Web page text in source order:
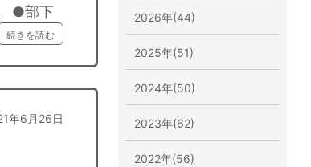
●部下
続きを読む
年6月26日
2026年(44)
2025年(51)
2024年(50)
2023年(62)
2022年(56)